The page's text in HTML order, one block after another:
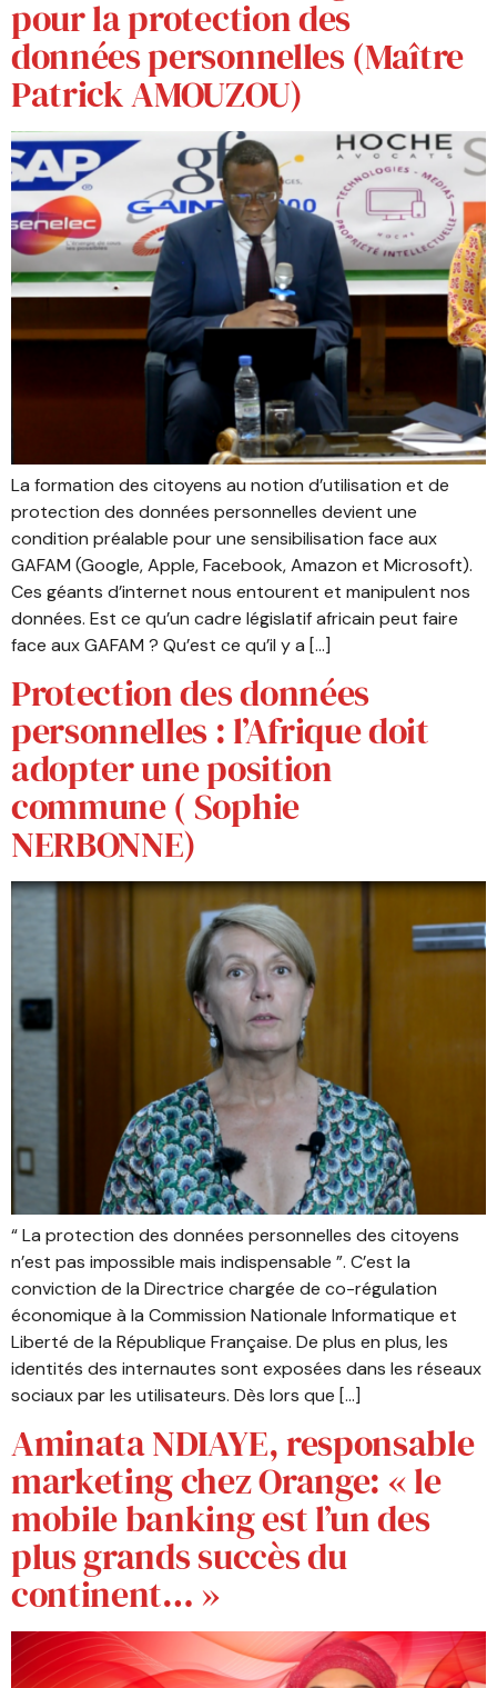
pour la protection des
données personnelles (Maître
Patrick AMOUZOU)
La formation des citoyens au notion d’utilisation et de
protection des données personnelles devient une
condition préalable pour une sensibilisation face aux
GAFAM (Google, Apple, Facebook, Amazon et Microsoft).
Ces géants d’internet nous entourent et manipulent nos
données. Est ce qu’un cadre législatif africain peut faire
face aux GAFAM ? Qu’est ce qu’il y a […]
Protection des données
personnelles : l’Afrique doit
adopter une position
commune ( Sophie
NERBONNE)
“ La protection des données personnelles des citoyens
n’est pas impossible mais indispensable ”. C’est la
conviction de la Directrice chargée de co-régulation
économique à la Commission Nationale Informatique et
Liberté de la République Française. De plus en plus, les
identités des internautes sont exposées dans les réseaux
sociaux par les utilisateurs. Dès lors que […]
Aminata NDIAYE, responsable
marketing chez Orange: « le
mobile banking est l’un des
plus grands succès du
continent… »